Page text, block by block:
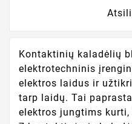
Kontaktinių kaladėlių
elektrotechninis
elektros laidus ir
tarp laidų. Tai
elektros jungtims